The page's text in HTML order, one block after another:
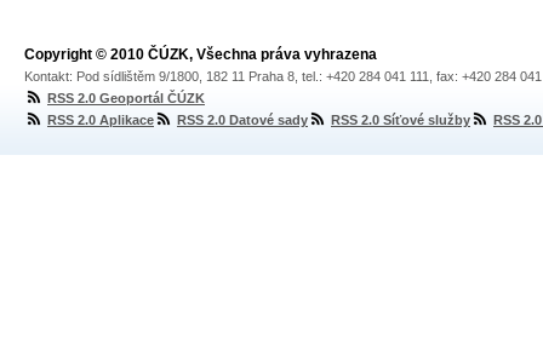
Copyright © 2010 ČÚZK, Všechna práva vyhrazena
Kontakt: Pod sídlištěm 9/1800, 182 11 Praha 8, tel.: +420 284 041 111, fax: +420 284
RSS 2.0 Geoportál ČÚZK
RSS 2.0 Aplikace
RSS 2.0 Datové sady RSS 2.0 Síťové služby RSS